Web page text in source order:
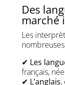
Des
marché
Les
✔ Les
français,
✔ L’anglais,